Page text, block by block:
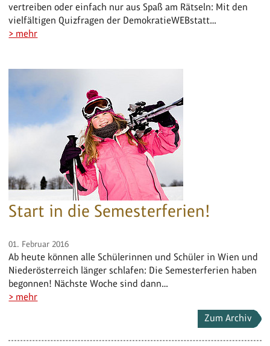
vertreiben oder einfach nur aus Spaß am Rätseln: Mit den
vielfältigen Quizfragen der DemokratieWEBstatt…
> mehr
Start in die Semesterferien!
01. Februar 2016
Ab heute können alle Schülerinnen und Schüler in Wien und
Niederösterreich länger schlafen: Die Semesterferien haben
begonnen! Nächste Woche sind dann…
> mehr
Zum Archiv